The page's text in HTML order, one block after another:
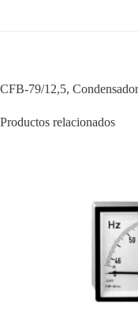
CFB-79/12,5,
Productos relacionados